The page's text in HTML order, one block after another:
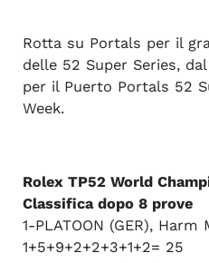
Rotta su Portals per il
delle 52 Super Series,
per il Puerto Portals 52
Week.
Rolex TP52 World
Classifica dopo 8 prove
1-PLATOON (GER), Harm
1+5+9+2+2+3+1+2= 25